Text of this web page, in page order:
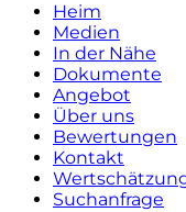
Heim
Medien
In der Nähe
Dokumente
Angebot
Über uns
Bewertungen
Kontakt
Suchanfrage